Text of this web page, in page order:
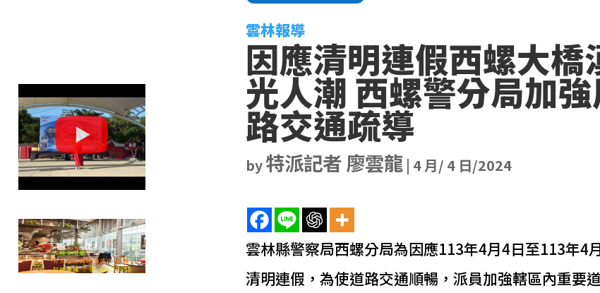
雲林報導
因應清明連假西螺大橋
光人潮 西螺警分局加
路交通疏導
by特派記者 廖雲龍 | 4 月/ 4 日/2024
雲林縣警察局西螺分局為因應113年4月4日至113年4
清明連假，為使道路交通順暢，派員加強轄區內重要